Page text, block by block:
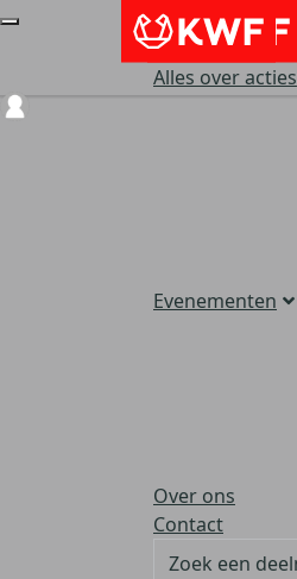
Alles over acties
Evenementen
Over ons
Contact